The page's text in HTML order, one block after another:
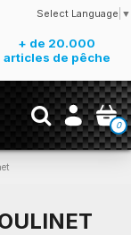
Select Language ▼
+ de 20.000
articles de pêche
0